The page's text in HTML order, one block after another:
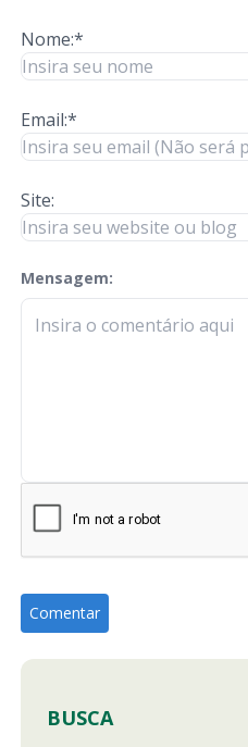
Nome:*
Email:*
Site:
Mensagem:
check-terms
BUSCA